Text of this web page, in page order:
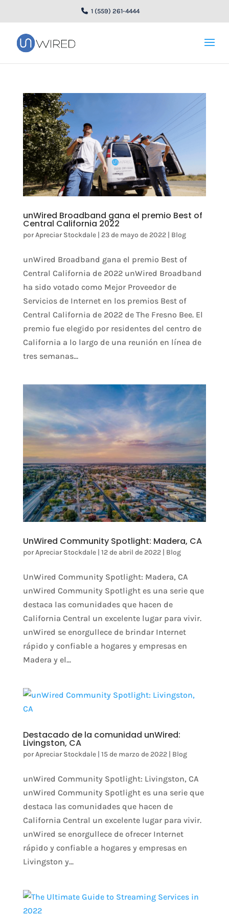
1 (559) 261-4444
unWired Broadband gana el premio Best of
Central California 2022
porApreciar Stockdale| 23 de mayo de 2022| Blog
unWired Broadband gana el premio Best of
Central California de 2022 unWired Broadband
ha sido votado como Mejor Proveedor de
Servicios de Internet en los premios Best of
Central California de 2022 de The Fresno Bee. El
premio fue elegido por residentes del centro de
California a lo largo de una reunión en línea de
tres semanas...
UnWired Community Spotlight: Madera, CA
porApreciar Stockdale| 12 de abril de 2022| Blog
UnWired Community Spotlight: Madera, CA
unWired Community Spotlight es una serie que
destaca las comunidades que hacen de
California Central un excelente lugar para vivir.
unWired se enorgullece de brindar Internet
rápido y confiable a hogares y empresas en
Madera y el...
Destacado de la comunidad unWired:
Livingston, CA
porApreciar Stockdale| 15 de marzo de 2022| Blog
unWired Community Spotlight: Livingston, CA
unWired Community Spotlight es una serie que
destaca las comunidades que hacen de
California Central un excelente lugar para vivir.
unWired se enorgullece de ofrecer Internet
rápido y confiable a hogares y empresas en
Livingston y...